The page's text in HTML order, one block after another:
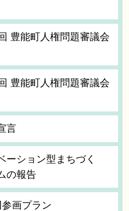
豊能町人権問題審議会
豊能町人権問題審議会
言
ーション型まちづく
の報告
画プラン